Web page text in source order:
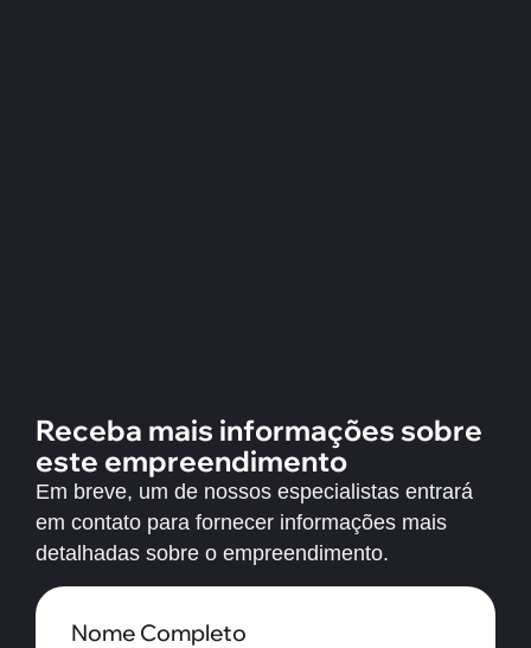
Receba mais informações sobre
este empreendimento
Em breve, um de nossos especialistas entrará
em contato para fornecer informações mais
detalhadas sobre o empreendimento.
Nome Completo